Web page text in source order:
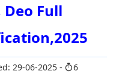
Deo Full
29-06-2025
6